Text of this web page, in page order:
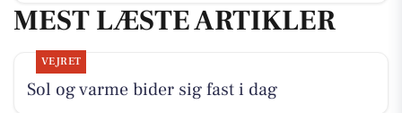
MEST LÆSTE ARTIKLER
VEJRET
Sol og varme bider sig fast i dag